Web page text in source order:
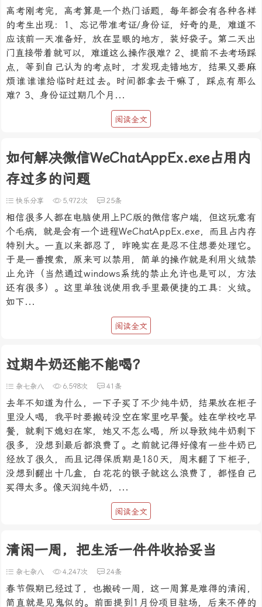
高考刚考完，高考算是一个热门话题，每年都会有各种各样
的考生出现：1、忘记带准考证/身份证，好奇的是，难道不
应该前一天准备好，放在显眼的地方，装好袋子。第二天出
门直接带着就可以，难道这么操作很难？2、提前不去考场踩
点，等到自己认为的考点时，才发现走错地方，结果又要麻
烦谁谁谁给临时赶过去。时间都拿去干嘛了，踩点有那么
难？3、身份证过期几个月...
阅读全文
如何解决微信WeChatAppEx.exe占用内
存过多的问题
快乐分享 5,972次 25条
相信很多人都在电脑使用上PC版的微信客户端，但这玩意有
个毛病，就是会有一个进程WeChatAppEx.exe，而且占内存
特别大。一直以来都忍了，昨晚实在是忍不住想要处理它。
于是一番搜索，原来可以禁用，简单的操作就是利用火绒禁
止允许（当然通过windows系统的禁止允许也是可以，方法
还有很多）。这里单独说使用我手里最便捷的工具：火绒。
如下...
阅读全文
过期牛奶还能不能喝？
杂七杂八 6,598次 41条
去年不知道为什么，一下子买了不少纯牛奶，结果放在柜子
里没人喝，我平时要搬砖没空在家里吃早餐。娃在学校吃早
餐，就剩下媳妇在家，她又不怎么喝，所以导致纯牛奶剩下
很多，没想到最后都浪费了。之前就记得好像有一些牛奶已
经放了很久，而且记得保质期是180天，周末翻了下柜子，
没想到翻出十几盒，白花花的银子就这么浪费了，都怪自己
买得太多。像天润纯牛奶，...
阅读全文
清闲一周，把生活一件件收拾妥当
杂七杂八 4,247次 24条
春节假期已经过了，也搬砖一周，这一周算是难得的清闲，
简直就是见鬼似的。前面提到1月份项目驻场，后来不停的